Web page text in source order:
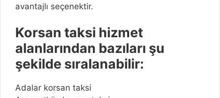
avantajlı seçenektir.
Korsan taksi hizmet
alanlarından bazıları şu
şekilde sıralanabilir:
Adalar korsan taksi